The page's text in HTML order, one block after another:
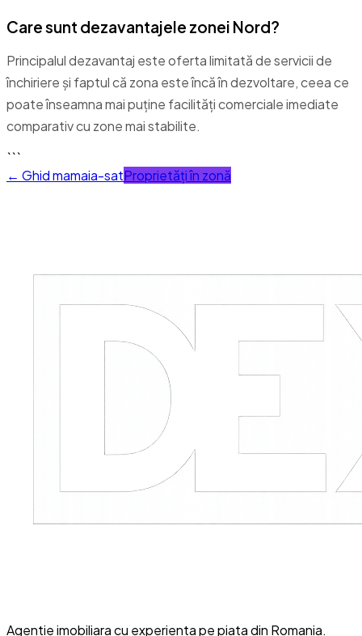
Care sunt dezavantajele zonei Nord?
Principalul dezavantaj este oferta limitată de servicii de
închiriere și faptul că zona este încă în dezvoltare, ceea ce
poate înseamna mai puține facilități comerciale imediate
comparativ cu zone mai stabilite.
```
← Ghidmamaia-satProprietăți în zonă
Agentie imobiliara cu experienta pe piata din Romania.